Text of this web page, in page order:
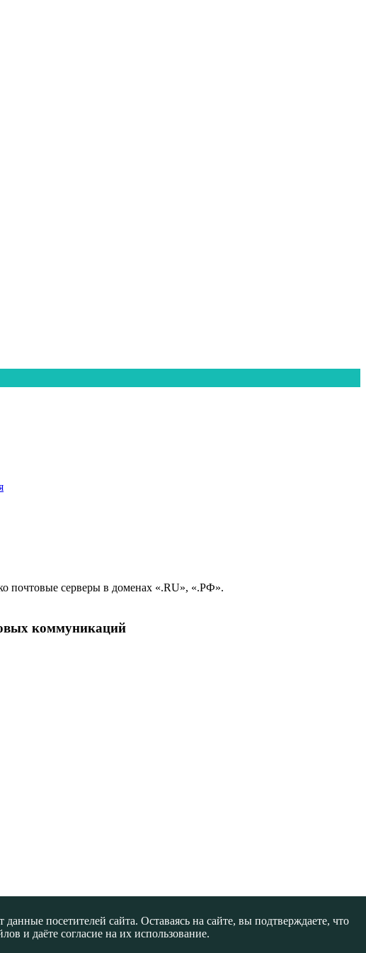
почтовые серверы в доменах «.RU», «.РФ».
коммуникаций
посетителей сайта. Оставаясь на сайте, вы подтверждаете, что
и даёте согласие на их использование.